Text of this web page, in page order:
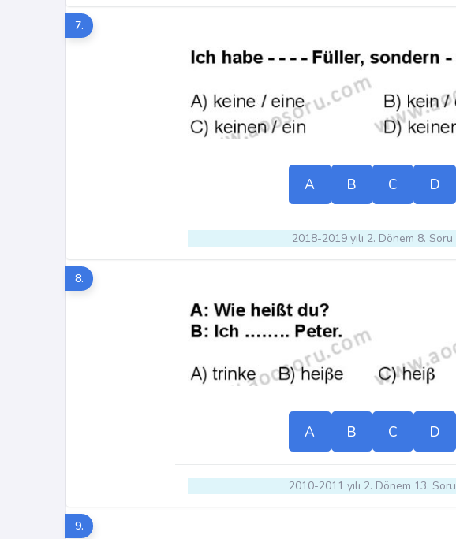
7.
A B C D
2018-2019 yılı 2. Dönem 8. Soru
8.
A B C D
2010-2011 yılı 2. Dönem 13. Soru
9.